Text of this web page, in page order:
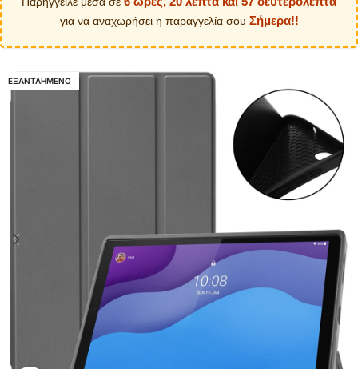
για να αναχωρήσει η παραγγελία σου Σήμερα!!
ΕΞΑΝΤΛΗΜΕΝΟ